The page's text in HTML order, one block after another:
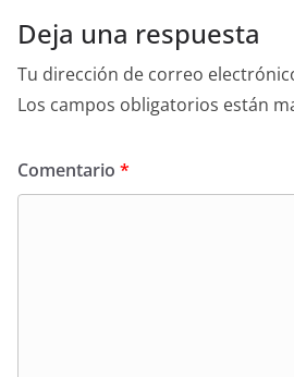
Deja una respuesta
Tu dirección de correo
Los campos obligatorios están
Comentario *